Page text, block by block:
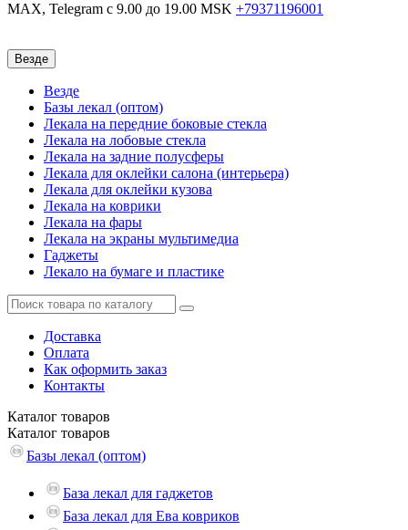
MAX, Telegram с 9.00 до 19.00 MSK +79371196001
Везде
Везде
Базы лекал (оптом)
Лекала на передние боковые стекла
Лекала на лобовые стекла
Лекала на задние полусферы
Лекала для оклейки салона (интерьера)
Лекала для оклейки кузова
Лекала на коврики
Лекала на фары
Лекала на экраны мультимедиа
Гаджеты
Лекало на бумаге и пластике
Доставка
Оплата
Как оформить заказ
Контакты
Каталог товаров
Каталог товаров
Базы лекал (оптом)
База лекал для гаджетов
База лекал для Ева ковриков